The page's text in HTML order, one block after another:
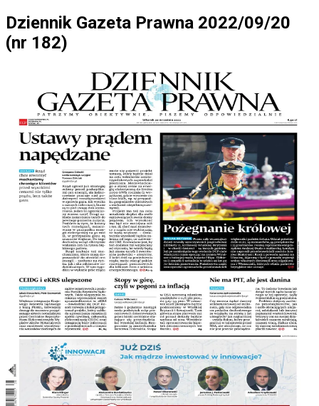
Dziennik Gazeta Prawna 2022/09/20
(nr 182)